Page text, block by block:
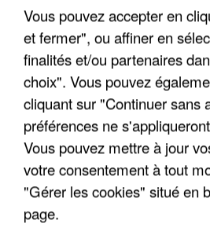
Vous pouvez accepter en
et fermer", ou affiner en
finalités et/ou partenaires
choix". Vous pouvez
cliquant sur "Continuer sans
préférences ne
Vous pouvez mettre à jour
votre consentement à tout
"Gérer les cookies" situé en
page.